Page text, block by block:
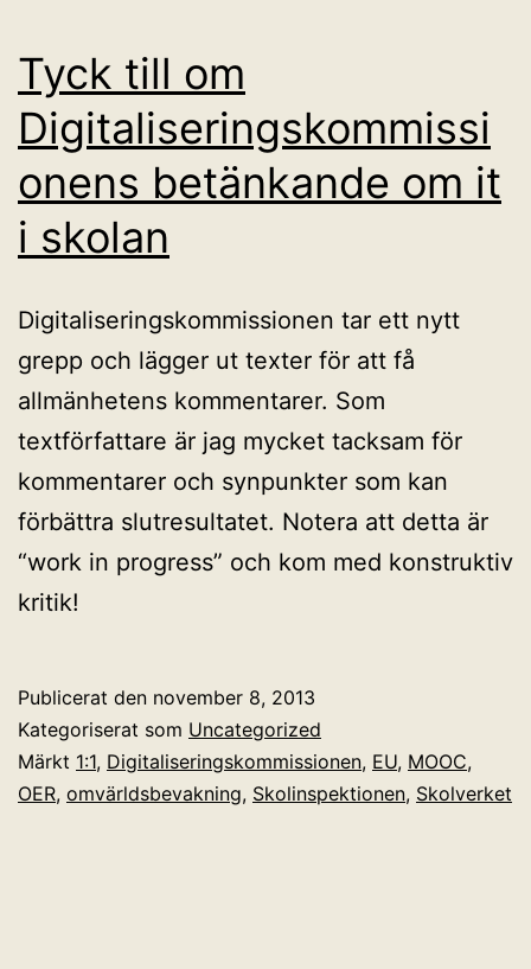
Tyck till om
Digitaliseringskommissi
onens betänkande om it
i skolan
Digitaliseringskommissionen tar ett nytt
grepp och lägger ut texter för att få
allmänhetens kommentarer. Som
textförfattare är jag mycket tacksam för
kommentarer och synpunkter som kan
förbättra slutresultatet. Notera att detta är
“work in progress” och kom med konstruktiv
kritik!
Publicerat den november 8, 2013
Kategoriserat som Uncategorized
Märkt 1:1, Digitaliseringskommissionen, EU, MOOC,
OER, omvärldsbevakning, Skolinspektionen, Skolverket